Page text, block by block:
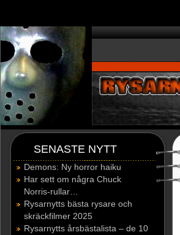
SENASTE NYTT
Demons: Ny horror haiku
Har sett om några Chuck
Norris-rullar…
Rysarnytts bästa rysare och
skräckfilmer 2025
Rysarnytts årsbästalista – de 10